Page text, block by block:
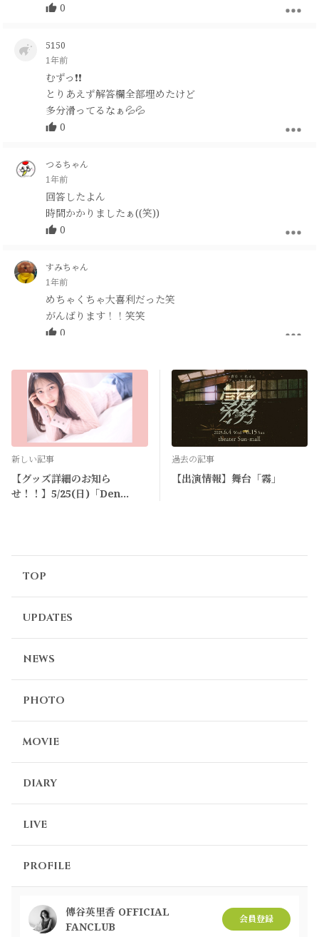
0
5150
1年前
むずっ❗️❗️
とりあえず解答欄全部埋めたけど
多分滑ってるなぁ💦💦
0
つるちゃん
1年前
回答したよん
時間かかりましたぁ((笑))
0
すみちゃん
1年前
めちゃくちゃ大喜利だった笑
がんばります！！笑笑
0
ちゃそ
1年前
大喜利大会！？！？😇😇面白そう
0
新しい記事
【グッズ詳細のお知ら
せ！！】5/25(日)「Den
過去の記事
【出演情報】舞台「霧」
TOP
UPDATES
NEWS
PHOTO
MOVIE
DIARY
LIVE
PROFILE
傳谷英里香 OFFICIAL
FANCLUB
会員登録